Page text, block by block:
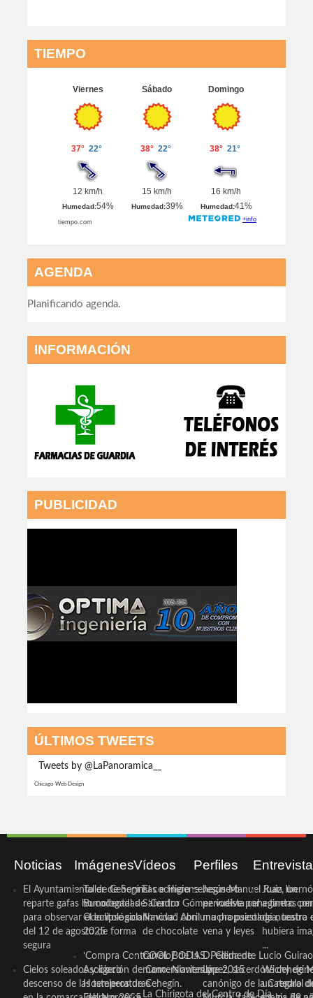
TIEMPO
AGENDA
Planificando agenda.
INFORMACIÓN
PUBLICIDAD
ÚLTIMOS TWEETS
Tweets by @LaPanoramica__
Chicago Web Design
Noticias
El Ayuntamiento de Cehegín
reparte gafas homologadas
para observar el eclipse solar
del 12 de agosto de forma
segura
Cielos soleados y ligero
descenso de las temperaturas
Imágenes
Taller de Sonrisas e Higiene
Bucodental de ‘Centro
Odontológico Innova’. Abril
2025
‘Compra Contrarreloj’ de la
Asociación de Comerciantes y
Hosteleros de Cehegín.
Vídeos
El cocinero ceheginero
Salvador Gómez vuelve por
Navidad con una propuesta
de chocolate
COOL BODAS. Pedida de
mano. Noviembre 2015
La Chirigota del Centro de Día
Perfiles
Jesús Manuel Ruiz, un
periodista ceheginero con
mucha psicología, teatro
vena y leyes
D. Clemente Lucio Guirao
López, sacerdote
canónigo de la Catedral
Juan
a tantas
de nuestra
hubiera
...
Wichy de
un regalo